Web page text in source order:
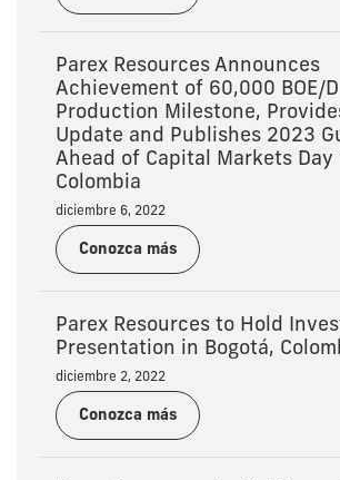
Parex Resources Announces
Achievement of 60,000 BOE/D
Production Milestone,
Update and Publishes 2023
Ahead of Capital Markets Day
Colombia
diciembre 6, 2022
Conozca más
Parex Resources to Hold
Presentation in Bogotá,
diciembre 2, 2022
Conozca más